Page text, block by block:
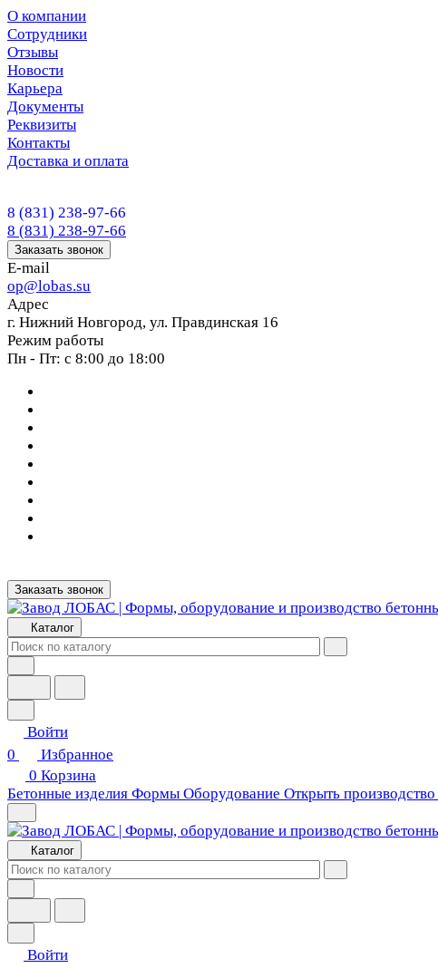
О компании
Сотрудники
Отзывы
Новости
Карьера
Документы
Реквизиты
Контакты
Доставка и оплата
8 (831) 238-97-66
8 (831) 238-97-66
Заказать звонок
E-mail
op@lobas.su
Адрес
г. Нижний Новгород, ул. Правдинская 16
Режим работы
Пн - Пт: с 8:00 до 18:00
Заказать звонок
Каталог
Войти
0
Избранное
0 Корзина
Бетонные изделия Формы Оборудование Открыть производство
Каталог
Войти